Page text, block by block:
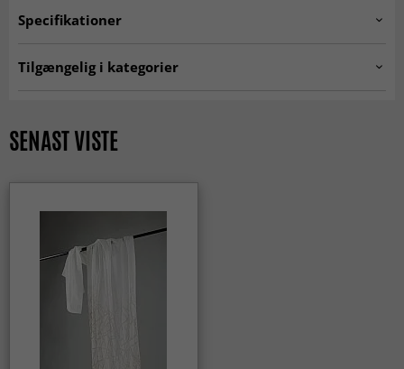
Specifikationer
Tilgængelig i kategorier
SENAST VISTE